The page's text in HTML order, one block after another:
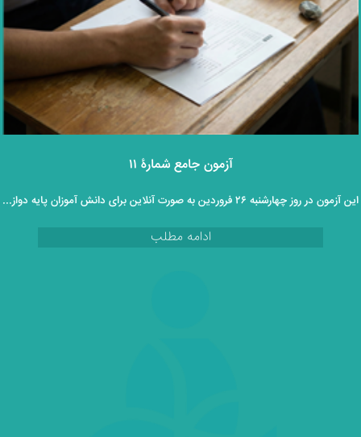
آزمون جامع شمارۀ ۱۱
این آزمون در روز چهارشنبه ۲۶ فروردین به صورت آنلاین برای دانش آموزان پایه دوازدهم برگزار خواهد گردید.
ادامه مطلب